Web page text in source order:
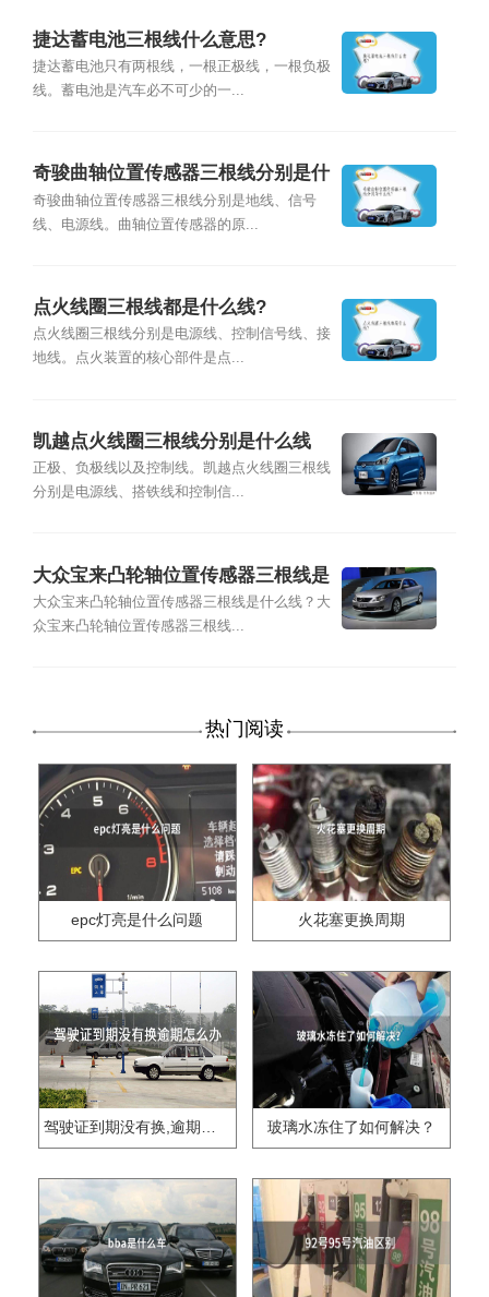
捷达蓄电池三根线什么意思?
捷达蓄电池只有两根线，一根正极线，一根负极
线。蓄电池是汽车必不可少的一...
奇骏曲轴位置传感器三根线分别是什
么线?
奇骏曲轴位置传感器三根线分别是地线、信号
线、电源线。曲轴位置传感器的原...
点火线圈三根线都是什么线?
点火线圈三根线分别是电源线、控制信号线、接
地线。点火装置的核心部件是点...
凯越点火线圈三根线分别是什么线
正极、负极线以及控制线。凯越点火线圈三根线
分别是电源线、搭铁线和控制信...
大众宝来凸轮轴位置传感器三根线是
什么线
大众宝来凸轮轴位置传感器三根线是什么线？大
众宝来凸轮轴位置传感器三根线...
热门阅读
epc灯亮是什么问题 火花塞更换周期
驾驶证到期没有换,逾期怎么办?? 玻璃水冻住了如何解决？